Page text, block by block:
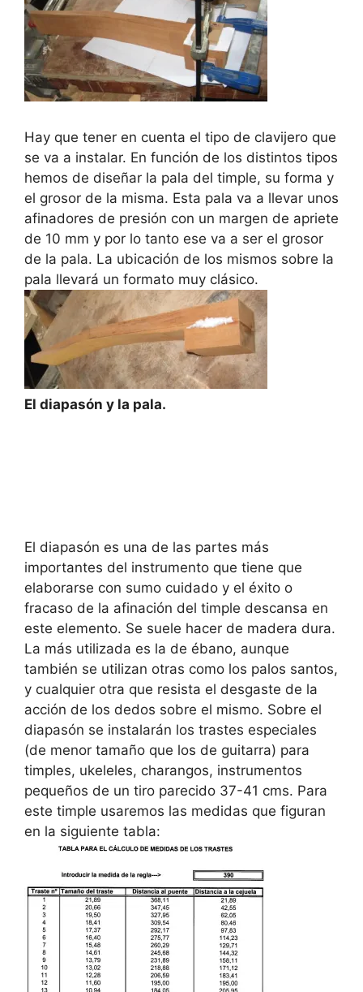
Hay que tener en cuenta el tipo de clavijero que
se va a instalar. En función de los distintos tipos
hemos de diseñar la pala del timple, su forma y
el grosor de la misma. Esta pala va a llevar unos
afinadores de presión con un margen de apriete
de 10 mm y por lo tanto ese va a ser el grosor
de la pala. La ubicación de los mismos sobre la
pala llevará un formato muy clásico.
El diapasón y la pala.
El diapasón es una de las partes más
importantes del instrumento que tiene que
elaborarse con sumo cuidado y el éxito o
fracaso de la afinación del timple descansa en
este elemento. Se suele hacer de madera dura.
La más utilizada es la de ébano, aunque
también se utilizan otras como los palos santos,
y cualquier otra que resista el desgaste de la
acción de los dedos sobre el mismo. Sobre el
diapasón se instalarán los trastes especiales
(de menor tamaño que los de guitarra) para
timples, ukeleles, charangos, instrumentos
pequeños de un tiro parecido 37-41 cms. Para
este timple usaremos las medidas que figuran
en la siguiente tabla: